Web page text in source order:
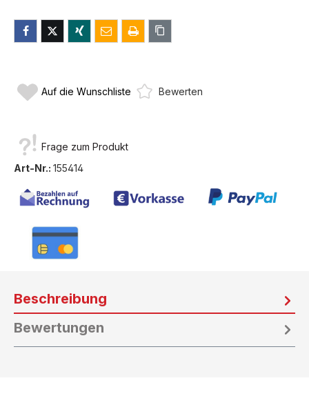
Auf die Wunschliste Bewerten
Frage zum Produkt
Art-Nr.: 155414
Beschreibung
Bewertungen